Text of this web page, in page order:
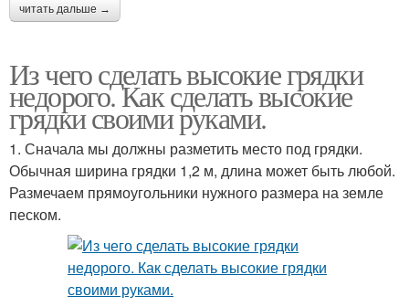
читать дальше →
Из чего сделать высокие грядки
недорого. Как сделать высокие
грядки своими руками.
1. Сначала мы должны разметить место под грядки.
Обычная ширина грядки 1,2 м, длина может быть любой.
Размечаем прямоугольники нужного размера на земле
песком.